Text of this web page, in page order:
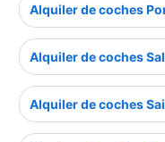
Alquiler de coches
Alquiler de coches
Alquiler de coches